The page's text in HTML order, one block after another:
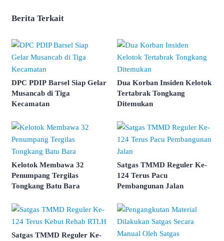
Berita Terkait
DPC PDIP Barsel Siap Gelar
Musancab di Tiga
Kecamatan
Dua Korban Insiden Kelotok
Tertabrak Tongkang
Ditemukan
Kelotok Membawa 32
Penumpang Tergilas
Tongkang Batu Bara
Satgas TMMD Reguler Ke-
124 Terus Pacu
Pembangunan Jalan
Satgas TMMD Reguler Ke-